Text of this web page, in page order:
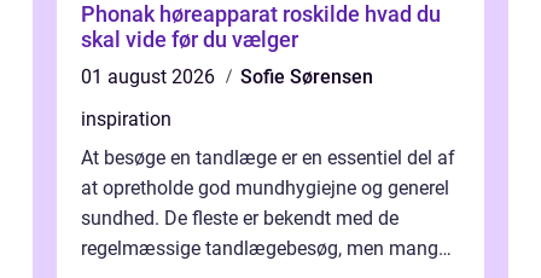
Phonak høreapparat roskilde hvad du
skal vide før du vælger
01 august 2026
Sofie Sørensen
inspiration
At besøge en tandlæge er en essentiel del af
at opretholde god mundhygiejne og generel
sundhed. De fleste er bekendt med de
regelmæssige tandlægebesøg, men mange